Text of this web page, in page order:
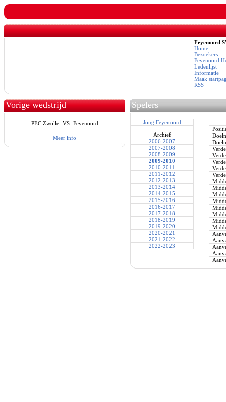
Feyenoord
Home
Bezoekers
Feyenoord
Ledenlijst
Informatie
Maak
RSS
Vorige wedstrijd
PEC Zwolle VS Feyenoord
Meer info
Spelers
Jong Feyenoord
Archief
2006-2007
2007-2008
2008-2009
2009-2010
2010-2011
2011-2012
2012-2013
2013-2014
2014-2015
2015-2016
2016-2017
2017-2018
2018-2019
2019-2020
2020-2021
2021-2022
2022-2023